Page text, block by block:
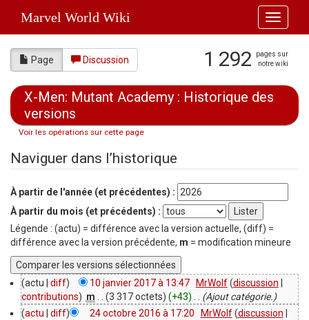
Toggle
Marvel World Wiki
Page Discussion 1 292
pages sur
notre wiki
X-Men: Mutant Academy : Historique des
versions
Voir les opérations sur cette page
Naviguer dans l’historique
À partir de l'année (et précédentes) :
À partir du mois (et précédents) :
Légende : (actu) = différence avec la version actuelle, (diff) =
différence avec la version précédente, m = modification mineure
(actu | diff) 10 janvier 2017 à 13:47 MrWolf (discussion
contributions) m . . (3 317 octets) (+43) . . (Ajout catégorie.)
(actu diff) 24 octobre 2016 à 17:20 MrWolf (discussion